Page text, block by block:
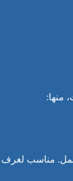
منها:
مناسب